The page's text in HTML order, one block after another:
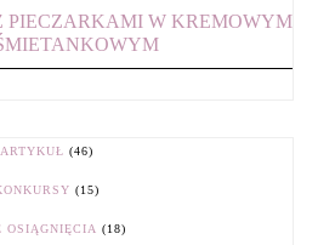
PIECZARKAMI W KREMOWYM
ARTYKUŁ (46)
(15)
OSIĄGNIĘCIA (18)